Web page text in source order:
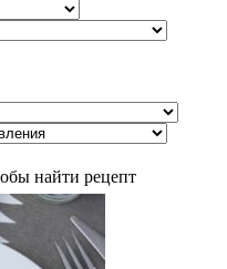
найти рецепт